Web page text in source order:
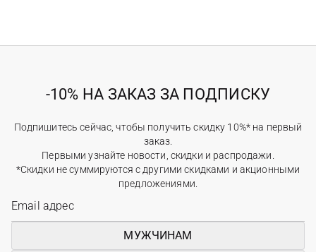
-10% НА ЗАКАЗ ЗА ПОДПИСКУ
Подпишитесь сейчас, чтобы получить скидку 10%* на первый
заказ.
Первыми узнайте новости, скидки и распродажи.
*Скидки не суммируются с другими скидками и акционными
предложениями.
МУЖЧИНАМ